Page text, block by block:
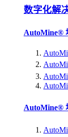
数字化解
AutoMine®
AutoMine®